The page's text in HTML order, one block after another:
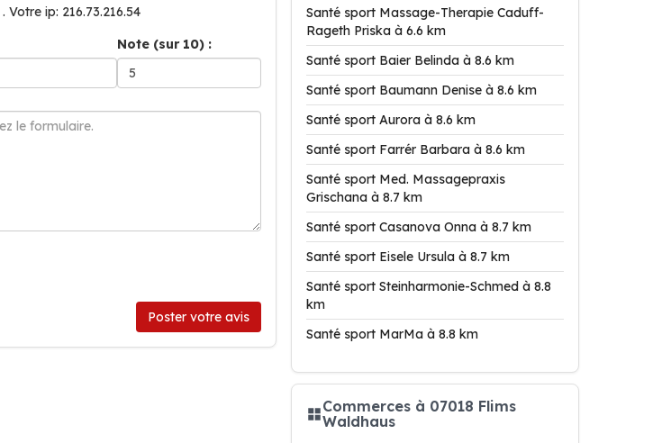
. Votre ip: 216.73.216.54
Note (sur 10) :
Poster votre avis
Santé sport Massage-Therapie Caduff-
Rageth Priska à 6.6 km
Santé sport Baier Belinda à 8.6 km
Santé sport Baumann Denise à 8.6 km
Santé sport Aurora à 8.6 km
Santé sport Farrér Barbara à 8.6 km
Santé sport Med. Massagepraxis
Grischana à 8.7 km
Santé sport Casanova Onna à 8.7 km
Santé sport Eisele Ursula à 8.7 km
Santé sport Steinharmonie-Schmed à 8.8
km
Santé sport MarMa à 8.8 km
Commerces à 07018 Flims
Waldhaus